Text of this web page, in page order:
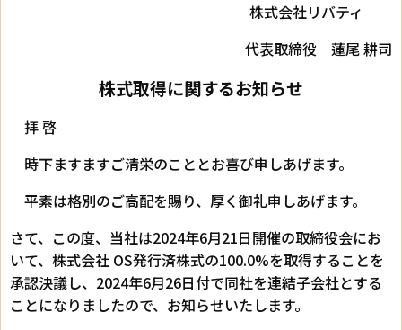
株式会社リバティ
代表取締役 蓮尾 耕司
株式取得に関するお知らせ
拝 啓
時下ますますご清栄のこととお喜び申しあげます。
平素は格別のご高配を賜り、厚く御礼申しあげます。
さて、この度、当社は2024年6月21日開催の取締役会にお
いて、株式会社 OS発行済株式の100.0%を取得することを
承認決議し、2024年6月26日付で同社を連結子会社とする
ことになりましたので、お知らせいたします。